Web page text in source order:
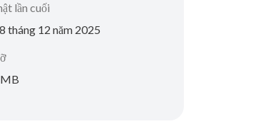
lần cuối
tháng 12 năm 2025